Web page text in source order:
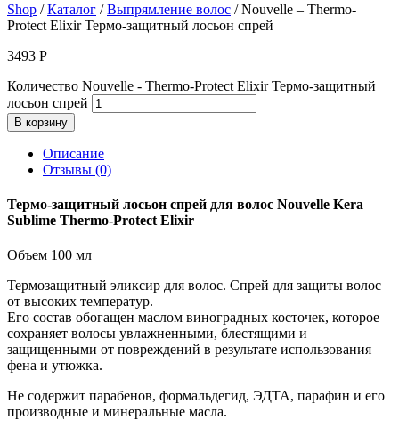
Shop /Каталог /Выпрямление волос / Nouvelle – Thermo-
Protect Elixir Термо-защитный лосьон спрей
3493 Р
Количество Nouvelle - Thermo-Protect Elixir Термо-защитный
лосьон спрей
В корзину
Описание
Отзывы (0)
Термо-защитный лосьон спрей для волос Nouvelle Kera
Sublime Thermo-Protect Elixir
Объем 100 мл
Термозащитный эликсир для волос. Спрей для защиты волос
от высоких температур.
Его состав обогащен маслом виноградных косточек, которое
сохраняет волосы увлажненными, блестящими и
защищенными от повреждений в результате использования
фена и утюжка.
Не содержит парабенов, формальдегид, ЭДТА, парафин и его
производные и минеральные масла.